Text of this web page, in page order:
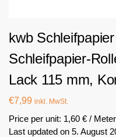
kwb
Schleifpapier-
Lack 115 mm,
€7,99 inkl. MwSt.
Price per unit: 1,60 € / Meter
Last updated on 5. August